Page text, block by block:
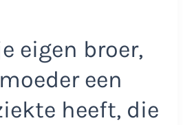
eigen broer,
een
heeft, die